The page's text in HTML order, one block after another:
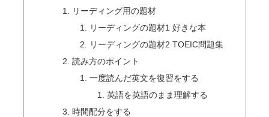
リーディング用の題材
リーディングの題材1 好きな本
リーディングの題材2 TOEIC問題集
読み方のポイント
一度読んだ英文を復習をする
英語を英語のまま理解する
時間配分をする